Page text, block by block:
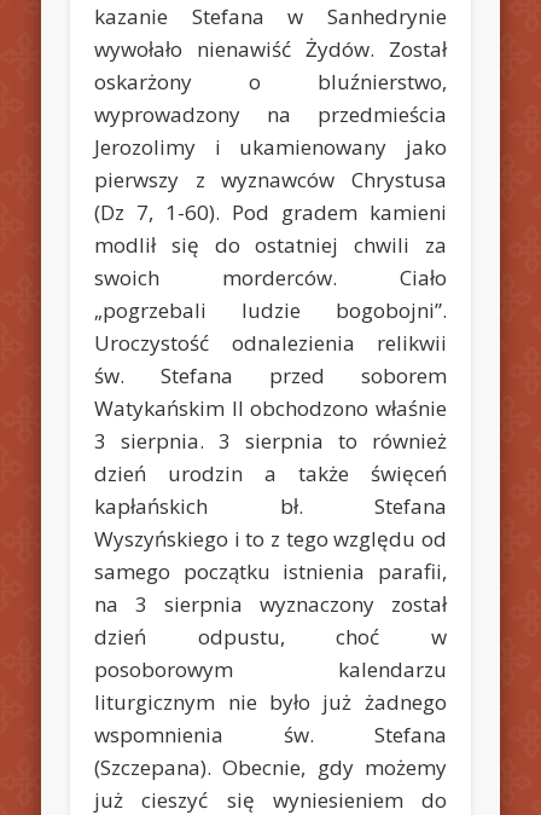
kazanie Stefana w Sanhedrynie
wywołało nienawiść Żydów. Został
oskarżony o bluźnierstwo,
wyprowadzony na przedmieścia
Jerozolimy i ukamienowany jako
pierwszy z wyznawców Chrystusa
(Dz 7, 1-60). Pod gradem kamieni
modlił się do ostatniej chwili za
swoich morderców. Ciało
„pogrzebali ludzie bogobojni”.
Uroczystość odnalezienia relikwii
św. Stefana przed soborem
Watykańskim II obchodzono właśnie
3 sierpnia. 3 sierpnia to również
dzień urodzin a także święceń
kapłańskich bł. Stefana
Wyszyńskiego i to z tego względu od
samego początku istnienia parafii,
na 3 sierpnia wyznaczony został
dzień odpustu, choć w
posoborowym kalendarzu
liturgicznym nie było już żadnego
wspomnienia św. Stefana
(Szczepana).Obecnie, gdy możemy
już cieszyć się wyniesieniem do